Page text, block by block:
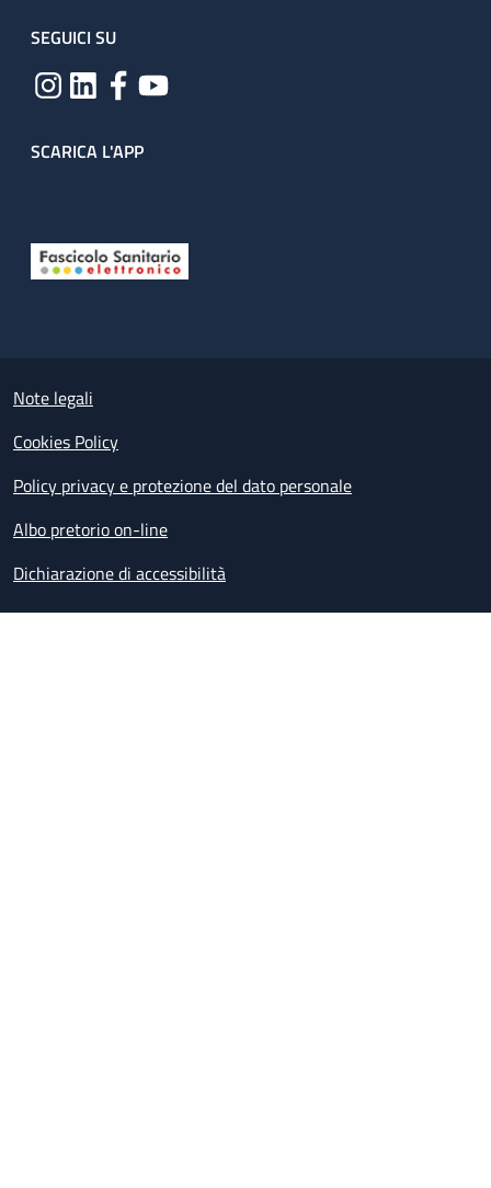
SEGUICI SU
SCARICA L'APP
Small prints
Note legali
Cookies Policy
Policy privacy e protezione del dato personale
Albo pretorio on-line
Dichiarazione di accessibilità